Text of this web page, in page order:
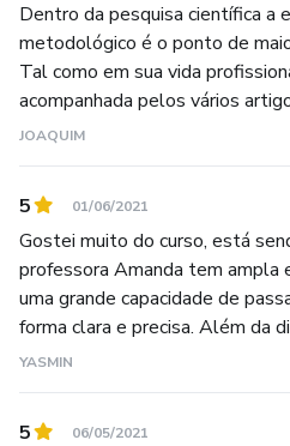
Dentro da pesquisa científica a
metodológico é o ponto de
Tal como em sua vida
acompanhada pelos vários
JOAQUIM
5 01/06/2021
Gostei muito do curso, está
professora Amanda tem ampla
uma grande capacidade de
forma clara e precisa. Além da
YASMIN
5 06/05/2021